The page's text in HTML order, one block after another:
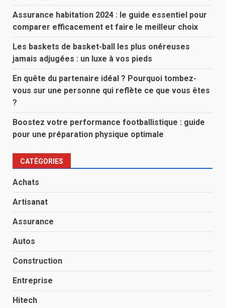
Assurance habitation 2024 : le guide essentiel pour
comparer efficacement et faire le meilleur choix
Les baskets de basket-ball les plus onéreuses
jamais adjugées : un luxe à vos pieds
En quête du partenaire idéal ? Pourquoi tombez-
vous sur une personne qui reflète ce que vous êtes
?
Boostez votre performance footballistique : guide
pour une préparation physique optimale
CATÉGORIES
Achats
Artisanat
Assurance
Autos
Construction
Entreprise
Hitech